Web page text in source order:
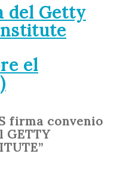
del Getty
el
firma convenio
GETTY